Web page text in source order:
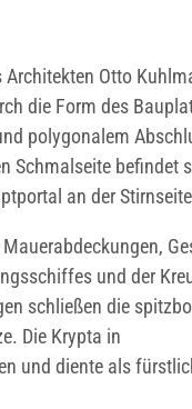
Architekten Otto
die Form des
polygonalem
Schmalseite befindet
an der
und der
schließen die
Die Krypta in
und diente als